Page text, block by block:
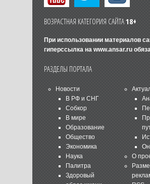
ВОЗРАСТНАЯ КАТЕГОРИЯ САЙТА18+
При использовании материалов
гиперссылка на www.ansar.ru
РАЗДЕЛЫ ПОРТАЛА
Новости
В РФ и СНГ
Собкор
В мире
Образование
Общество
Экономика
Наука
Палитра
Здоровый
О